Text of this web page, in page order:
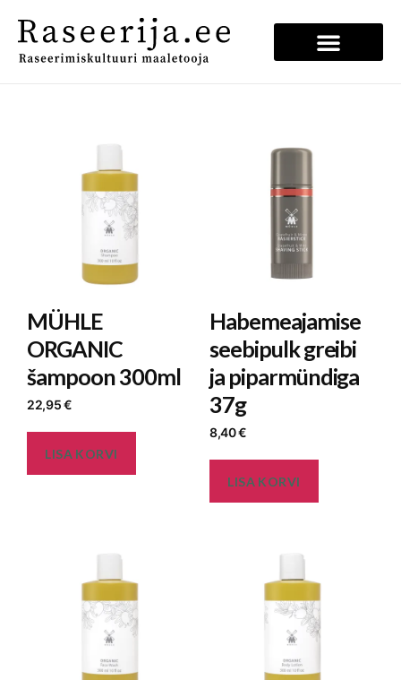
MÜHLE
ORGANIC
šampoon 300ml
22,95€
LISA KORVI
Habemeajamise
seebipulk greibi
ja piparmündiga
37g
8,40€
LISA KORVI